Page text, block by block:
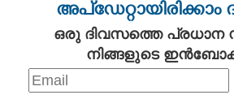
ഒരു ദിവസത്തെ പ്രധാന
നിങ്ങളുടെ